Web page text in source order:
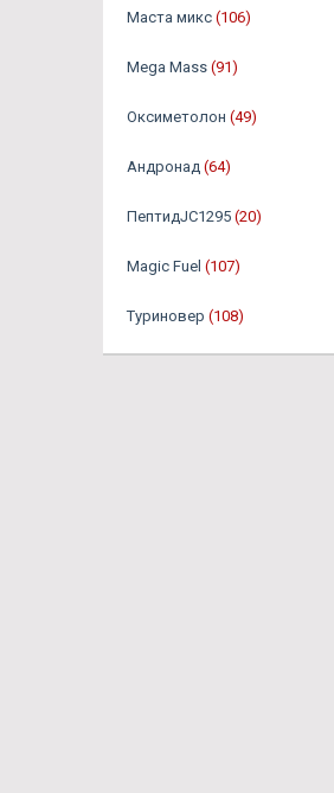
Маста микс (106)
Mega Mass (91)
Оксиметолон (49)
Андронад (64)
ПептидJC1295 (20)
Magic Fuel (107)
Туриновер (108)